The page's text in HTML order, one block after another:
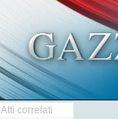
Atti correlati